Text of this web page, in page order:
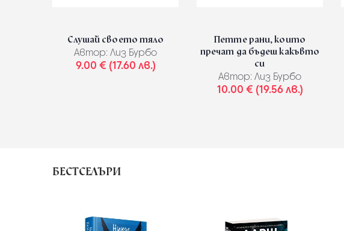
Слушай своето тяло
Автор: Лиз Бурбо
9.00 € (17.60 лв.)
Петте рани, които
пречат да бъдеш какъвто
си
Автор: Лиз Бурбо
10.00 € (19.56 лв.)
БЕСТСЕЛЪРИ